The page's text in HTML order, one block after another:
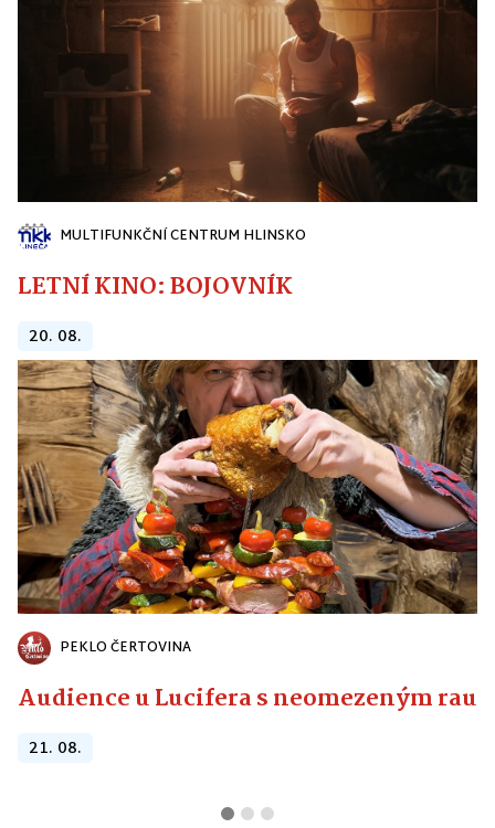
MULTIFUNKČNÍ CENTRUM HLINSKO
LETNÍ KINO: BOJOVNÍK
20. 08.
PEKLO ČERTOVINA
Audience u Lucifera s neomezeným
21. 08.